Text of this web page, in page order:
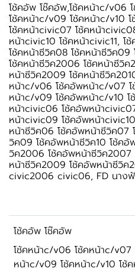
โช้คอัพ โช๊คอัพ,โช้คหน้าc/v06
โช้คหน้าc/v09 โช้คหน้าc/v10
โช้คหน้าcivic07 โช้คหน้า
หน้าcivic10 โช้คหน้าcivic11, โ
โช้คหน้าซีวิค08 โช้คหน้าซีวิค09
โช้คหน้าซีวิค2006 โช้คหน้าซีวิ
หน้าซีวิค2009 โช้คหน้าซีวิค
หน้าc/v06 โช้คอัพหน้าc/v07
หน้าc/v09 โช้คอัพหน้าc/v10 โ
หน้าcivic06 โช้คอัพหน้า
หน้าcivic09 โช้คอัพหน้า
หน้าซีวิค06 โช้คอัพหน้าซีวิค07
วิค09 โช้คอัพหน้าซีวิค10 โช้คอั
วิค2006 โช้คอัพหน้าซีวิค
หน้าซีวิค2009 โช้คอัพหน้าซีวิ
civic2006 civic06, FD นางฟ้
โช้คอัพ โช๊คอัพ
โช้คหน้าc/v06 โช้คหน้าc/v07
หน้าc/v09 โช้คหน้าc/v10 โช้ค